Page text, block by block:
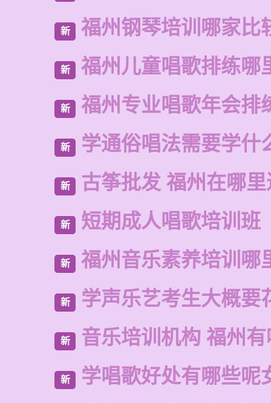
新 福州钢琴培训哪家比
新 福州儿童唱歌排练哪
新 福州专业唱歌年会排
新 学通俗唱法需要学什
新 古筝批发 福州在哪
新 短期成人唱歌培训班
新 福州音乐素养培训哪
新 学声乐艺考生大概要
新 音乐培训机构 福州
新 学唱歌好处有哪些呢